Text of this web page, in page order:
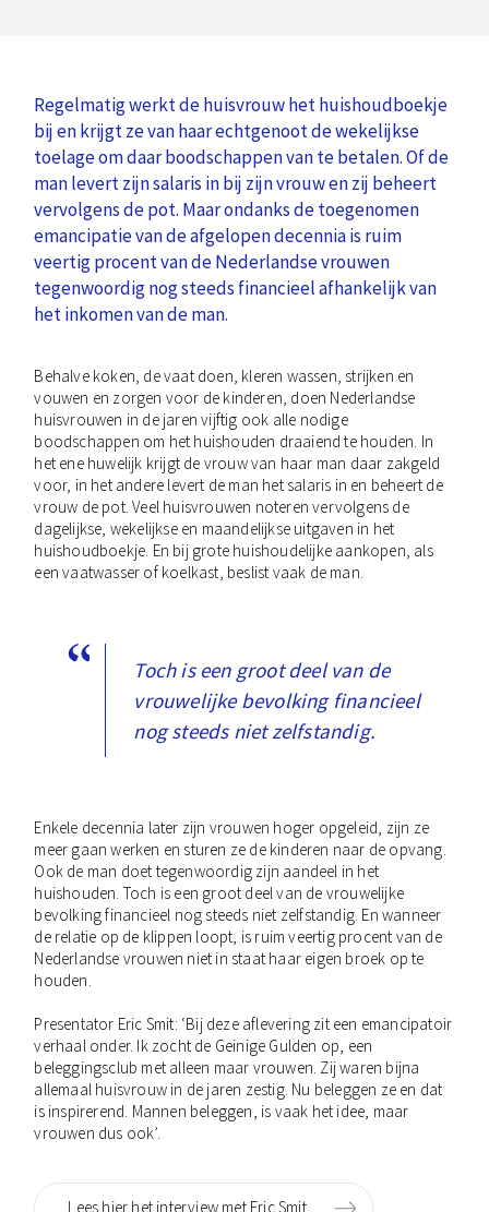
Regelmatig werkt de huisvrouw het huishoudboekje
bij en krijgt ze van haar echtgenoot de wekelijkse
toelage om daar boodschappen van te betalen. Of de
man levert zijn salaris in bij zijn vrouw en zij beheert
vervolgens de pot. Maar ondanks de toegenomen
emancipatie van de afgelopen decennia is ruim
veertig procent van de Nederlandse vrouwen
tegenwoordig nog steeds financieel afhankelijk van
het inkomen van de man.
Behalve koken, de vaat doen, kleren wassen, strijken en
vouwen en zorgen voor de kinderen, doen Nederlandse
huisvrouwen in de jaren vijftig ook alle nodige
boodschappen om het huishouden draaiend te houden. In
het ene huwelijk krijgt de vrouw van haar man daar zakgeld
voor, in het andere levert de man het salaris in en beheert de
vrouw de pot. Veel huisvrouwen noteren vervolgens de
dagelijkse, wekelijkse en maandelijkse uitgaven in het
huishoudboekje. En bij grote huishoudelijke aankopen, als
een vaatwasser of koelkast, beslist vaak de man.
Toch is een groot deel van de
vrouwelijke bevolking financieel
nog steeds niet zelfstandig.
Enkele decennia later zijn vrouwen hoger opgeleid, zijn ze
meer gaan werken en sturen ze de kinderen naar de opvang.
Ook de man doet tegenwoordig zijn aandeel in het
huishouden. Toch is een groot deel van de vrouwelijke
bevolking financieel nog steeds niet zelfstandig. En wanneer
de relatie op de klippen loopt, is ruim veertig procent van de
Nederlandse vrouwen niet in staat haar eigen broek op te
houden.
Presentator Eric Smit: ‘Bij deze aflevering zit een emancipatoir
verhaal onder. Ik zocht de Geinige Gulden op, een
beleggingsclub met alleen maar vrouwen. Zij waren bijna
allemaal huisvrouw in de jaren zestig. Nu beleggen ze en dat
is inspirerend. Mannen beleggen, is vaak het idee, maar
vrouwen dus ook’.
Lees hier het interview met Eric Smit